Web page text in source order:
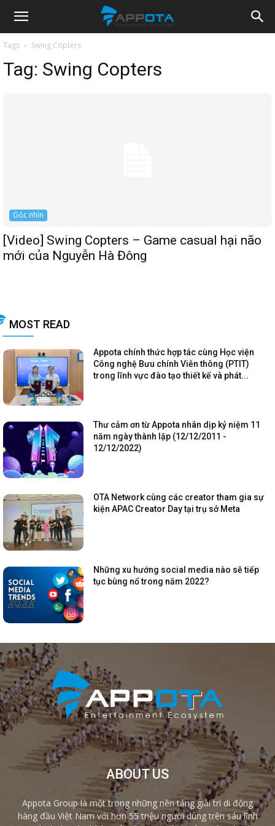
Appota
News
Tags Swing Copters
Tag: Swing Copters
Góc nhìn
[Video] Swing Copters – Game casual hại não
mới của Nguyễn Hà Đông
MOST READ
Appota chính thức hợp tác cùng Học viện
Công nghệ Bưu chính Viễn thông (PTIT)
trong lĩnh vực đào tạo thiết kế và phát...
Thư cảm ơn từ Appota nhân dịp kỷ niệm 11
năm ngày thành lập (12/12/2011 -
12/12/2022)
OTA Network cùng các creator tham gia sự
kiện APAC Creator Day tại trụ sở Meta
Những xu hướng social media nào sẽ tiếp
tục bùng nổ trong năm 2022?
ABOUT US
Appota Group là một trong những nền tảng giải trí di động
hàng đầu Việt Nam với hơn 55 triệu người dùng trên sáu lĩnh